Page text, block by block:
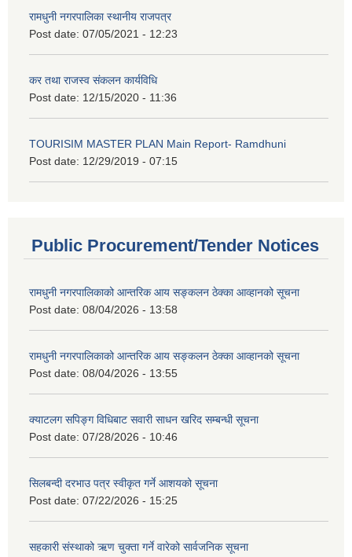
रामधुनी नगरपालिका स्थानीय राजपत्र
Post date: 07/05/2021 - 12:23
कर तथा राजस्व संकलन कार्यविधि
Post date: 12/15/2020 - 11:36
TOURISIM MASTER PLAN Main Report- Ramdhuni
Post date: 12/29/2019 - 07:15
Public Procurement/Tender Notices
रामधुनी नगरपालिकाको आन्तरिक आय सङ्कलन ठेक्का आव्हानको सूचना
Post date: 08/04/2026 - 13:58
रामधुनी नगरपालिकाको आन्तरिक आय सङ्कलन ठेक्का आव्हानको सूचना
Post date: 08/04/2026 - 13:55
क्याटलग सपिङ्ग विधिबाट सवारी साधन खरिद सम्बन्धी सूचना
Post date: 07/28/2026 - 10:46
सिलबन्दी दरभाउ पत्र स्वीकृत गर्ने आशयको सूचना
Post date: 07/22/2026 - 15:25
सहकारी संस्थाको ऋण चुक्ता गर्ने वारेको सार्वजनिक सूचना